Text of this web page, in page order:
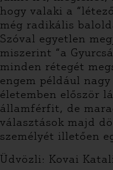
hogy valaki a
még radikális
Szóval egyetlen
miszerint “a
minden rétegét
engem például
életemben először
államférfit, de
választások majd
személyét illetően
Üdvözli: Kovai